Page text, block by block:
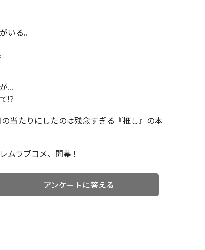
いる。
……
!?
当たりにしたのは残念すぎる『推し』の本
ムラブコメ、開幕！
アンケートに答える